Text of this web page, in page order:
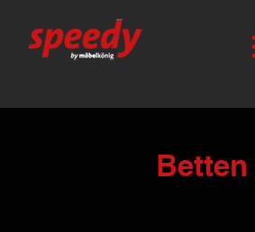
Betten